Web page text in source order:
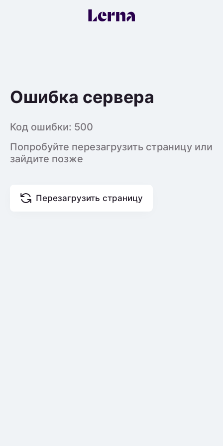
Ошибка сервера
Код ошибки: 500
Попробуйте перезагрузить страницу или
зайдите позже
Перезагрузить страницу